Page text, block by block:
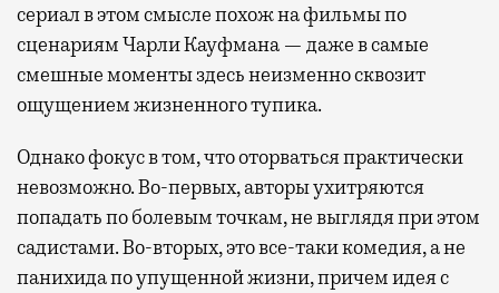
сериал в этом смысле похож на фильмы по
сценариям Чарли Кауфмана — даже в самые
смешные моменты здесь неизменно сквозит
ощущением жизненного тупика.
Однако фокус в том, что оторваться практически
невозможно. Во-первых, авторы ухитряются
попадать по болевым точкам, не выглядя при этом
садистами. Во-вторых, это все-таки комедия, а не
панихида по упущенной жизни, причем идея с